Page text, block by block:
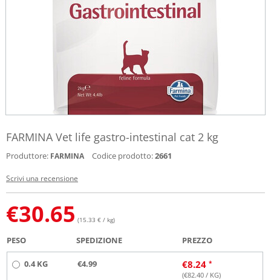
FARMINA Vet life gastro-intestinal cat 2 kg
Produttore: FARMINA Codice prodotto:2661
Scrivi una recensione
€30.65 (15.33 € / kg)
PESO SPEDIZIONE PREZZO
0.4 KG €4.99 €8.24
(€82.40 / KG)